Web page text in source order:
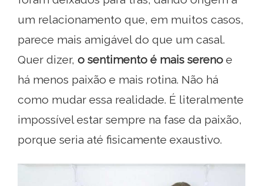
um relacionamento que, em muitos casos,
parece mais amigável do que um casal.
Quer dizer, o sentimento é mais sereno e
há menos paixão e mais rotina. Não há
como mudar essa realidade. É literalmente
impossível estar sempre na fase da paixão,
porque seria até fisicamente exaustivo.